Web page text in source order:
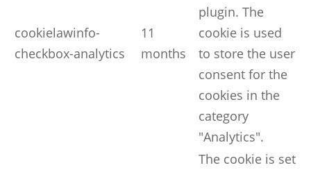
cookielawinfo-
checkbox-analytics
11
months
plugin. The
cookie is used
to store the user
consent for the
cookies in the
category
"Analytics".
The cookie is set